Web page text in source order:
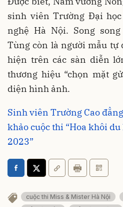
sinh viên Trường Đại
nghệ Hà Nội. Song
Tùng còn là người mẫu tự
hiện trên các sàn diễn
thương hiệu “chọn mặt
diện hình ảnh.
Sinh viên Trường Cao
khảo cuộc thi “Hoa khôi du
2023”
cuộc thi Miss & Mister Hà Nội